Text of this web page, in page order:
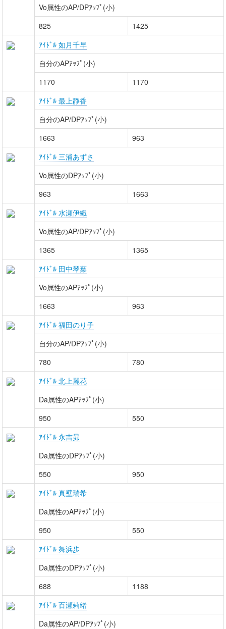
Vo属性のAP/DPｱｯﾌﾟ(小)
825
1425
ｱｲﾄﾞﾙ 如月千早
自分のAPｱｯﾌﾟ(小)
1170
1170
ｱｲﾄﾞﾙ 最上静香
自分のAP/DPｱｯﾌﾟ(小)
1663
963
ｱｲﾄﾞﾙ 三浦あずさ
Vo属性のDPｱｯﾌﾟ(小)
963
1663
ｱｲﾄﾞﾙ 水瀬伊織
Vo属性のAP/DPｱｯﾌﾟ(小)
1365
1365
ｱｲﾄﾞﾙ 田中琴葉
Vo属性のAPｱｯﾌﾟ(小)
1663
963
ｱｲﾄﾞﾙ 福田のり子
自分のAP/DPｱｯﾌﾟ(小)
780
780
ｱｲﾄﾞﾙ 北上麗花
Da属性のAPｱｯﾌﾟ(小)
950
550
ｱｲﾄﾞﾙ 永吉昴
Da属性のDPｱｯﾌﾟ(小)
550
950
ｱｲﾄﾞﾙ 真壁瑞希
Da属性のAPｱｯﾌﾟ(小)
950
550
ｱｲﾄﾞﾙ 舞浜歩
Da属性のDPｱｯﾌﾟ(小)
688
1188
ｱｲﾄﾞﾙ 百瀬莉緒
Da属性のAP/DPｱｯﾌﾟ(小)